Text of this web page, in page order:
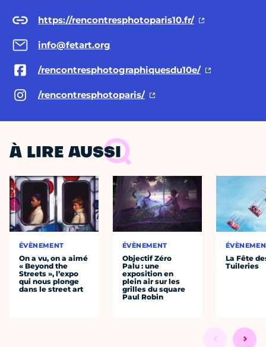
https://rencontresphotoparis10.fr/
info@fetart.org
/rencontresphotographiquesdu10e/
/rencontresphotoparis/
À LIRE AUSSI
ÉVÈNEMENT
On a vu, on a aimé
« Beyond the
Streets », l’expo
qui nous plonge
dans le street art
ÉVÈNEMENT
Objectif Zéro
Palu : une
exposition en
plein air sur les
grilles du square
Paul Robin
La Fête
Tuileries